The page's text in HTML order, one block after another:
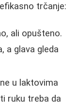
trčanje:
ali opušteno.
a glava gleda
u laktovima
ruku treba da